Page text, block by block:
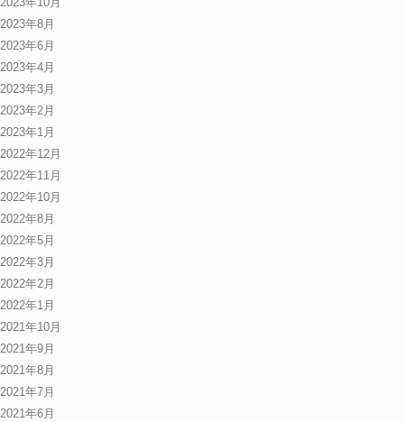
2023年8月
2023年6月
2023年4月
2023年3月
2023年2月
2023年1月
2022年12月
2022年11月
2022年10月
2022年8月
2022年5月
2022年3月
2022年2月
2022年1月
2021年10月
2021年9月
2021年8月
2021年7月
2021年6月